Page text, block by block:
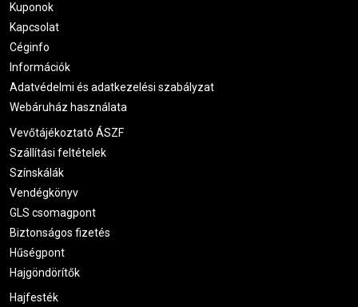
Kuponok
Kapcsolat
Céginfo
Információk
Adatvédelmi és adatkezelési szabályzat
Webáruház használata
Vevőtájékoztató ÁSZF
Szállítási feltételek
Színskálák
Vendégkönyv
GLS csomagpont
Biztonságos fizetés
Hűségpont
Hajgöndörítők
Hajfesték